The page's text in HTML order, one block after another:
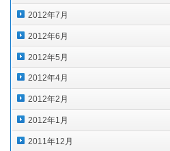
2012年7月
2012年6月
2012年5月
2012年4月
2012年2月
2012年1月
2011年12月